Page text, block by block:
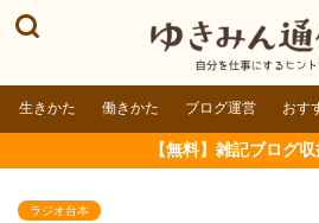
生きかた 働きかた ブログ運営 おす
【無料】雑記ブログ
ラジオ台本